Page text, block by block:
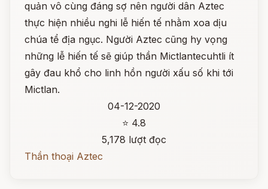
quản vô cùng đáng sợ nên người dân Aztec
thực hiện nhiều nghi lễ hiến tế nhằm xoa dịu
chúa tể địa ngục. Người Aztec cũng hy vọng
những lễ hiến tế sẽ giúp thần Mictlantecuhtli ít
gây đau khổ cho linh hồn người xấu số khi tới
Mictlan.
04-12-2020
⭐ 4.8
5,178 lượt đọc
Thần thoại Aztec